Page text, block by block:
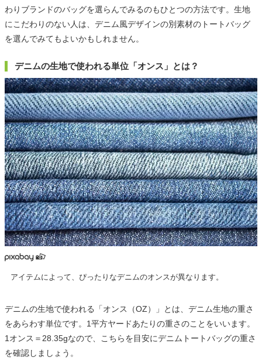
わりブランドのバッグを選らんでみるのもひとつの方法です。生地
にこだわりのない人は、デニム風デザインの別素材のトートバッグ
を選んでみてもよいかもしれません。
デニムの生地で使われる単位「オンス」とは？
アイテムによって、ぴったりなデニムのオンスが異なります。
デニムの生地で使われる「オンス（OZ）」とは、デニム生地の重さ
をあらわす単位です。1平方ヤードあたりの重さのことをいいます。
1オンス＝28.35gなので、こちらを目安にデニムトートバッグの重さ
を確認しましょう。